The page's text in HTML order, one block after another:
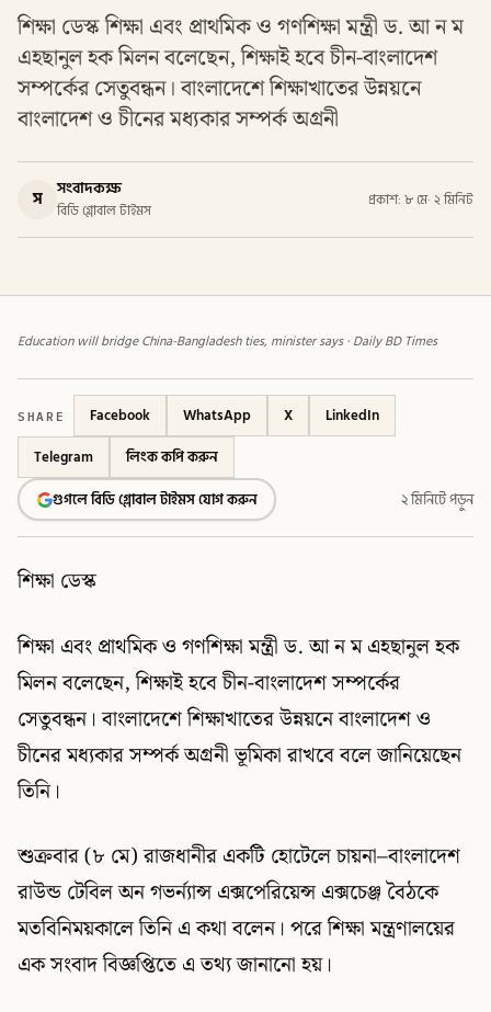
শিক্ষা ডেস্ক শিক্ষা এবং প্রাথমিক ও গণশিক্ষা মন্ত্রী ড. আ ন ম
এহছানুল হক মিলন বলেছেন, শিক্ষাই হবে চীন-বাংলাদেশ
সম্পর্কের সেতুবন্ধন। বাংলাদেশে শিক্ষাখাতের উন্নয়নে
বাংলাদেশ ও চীনের মধ্যকার সম্পর্ক অগ্রনী
স সংবাদকক্ষ
বিডি গ্লোবাল টাইমস
প্রকাশ: ৮ মে· ২ মিনিট
Education will bridge China-Bangladesh ties, minister says · Daily BD Times
SHARE Facebook WhatsApp X
LinkedIn
Telegram
লিংক কপি করুন
গুগলে বিডি গ্লোবাল টাইমস যোগ করুন
২ মিনিটে পড়ুন
শিক্ষা ডেস্ক
শিক্ষা এবং প্রাথমিক ও গণশিক্ষা মন্ত্রী ড. আ ন ম এহছানুল হক
মিলন বলেছেন, শিক্ষাই হবে চীন-বাংলাদেশ সম্পর্কের
সেতুবন্ধন। বাংলাদেশে শিক্ষাখাতের উন্নয়নে বাংলাদেশ ও
চীনের মধ্যকার সম্পর্ক অগ্রনী ভূমিকা রাখবে বলে জানিয়েছেন
তিনি।
শুক্রবার (৮ মে) রাজধানীর একটি হোটেলে চায়না–বাংলাদেশ
রাউন্ড টেবিল অন গভর্ন্যান্স এক্সপেরিয়েন্স এক্সচেঞ্জ বৈঠকে
মতবিনিময়কালে তিনি এ কথা বলেন। পরে শিক্ষা মন্ত্রণালয়ের
এক সংবাদ বিজ্ঞপ্তিতে এ তথ্য জানানো হয়।